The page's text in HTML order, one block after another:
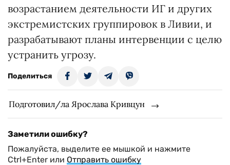
возрастанием деятельности ИГ и других
экстремистских группировок в Ливии, и
разрабатывают планы интервенции с целю
устранить угрозу.
Поделиться
Подготовил/ла Ярослава Кривцун
Заметили ошибку?
Пожалуйста, выделите ее мышкой и нажмите
Ctrl+Enter или Отправить ошибку